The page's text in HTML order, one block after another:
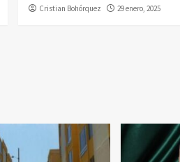
Cristian Bohórquez 29 enero, 2025